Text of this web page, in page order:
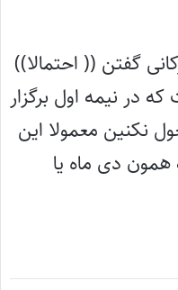
گفتن (( احتمالا))
در نیمه اول برگزار
نکنین معمولا این
دی ماه یا